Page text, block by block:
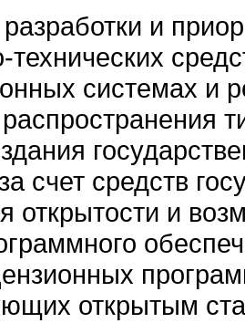
и
системах и
счет средств
открытости и
открытым